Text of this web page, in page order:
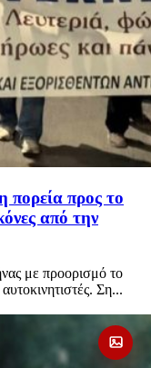
πορεία προς το
από την
με προορισμό το
Ση...